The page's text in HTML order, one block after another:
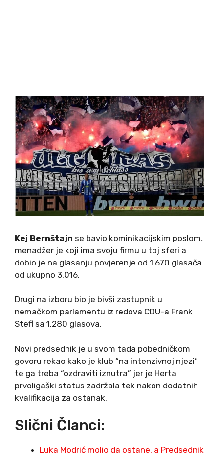
Kej Bernštajn se bavio kominikacijskim poslom,
menadžer je koji ima svoju firmu u toj sferi a
dobio je na glasanju povjerenje od 1.670 glasača
od ukupno 3.016.
Drugi na izboru bio je bivši zastupnik u
nemačkom parlamentu iz redova CDU-a Frank
Stefl sa 1.280 glasova.
Novi predsednik je u svom tada pobedničkom
govoru rekao kako je klub “na intenzivnoj njezi”
te ga treba “ozdraviti iznutra” jer je Herta
prvoligaški status zadržala tek nakon dodatnih
kvalifikacija za ostanak.
Slični Članci:
Luka Modrić molio da ostane, a Predsednik